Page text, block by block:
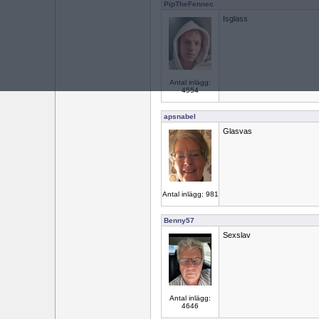
PipTheFennec
Antal inlägg:
4554
Isglass
apsnabel
Antal inlägg: 981
Glasvas
Benny57
Antal inlägg:
4646
Sexslav